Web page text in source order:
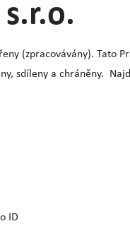
(zpracovávány). Tato
sdíleny a chráněny.
ID